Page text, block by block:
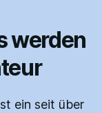
werden
ein seit über